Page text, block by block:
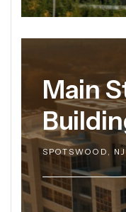
Main
SPOTSWOOD, NJ